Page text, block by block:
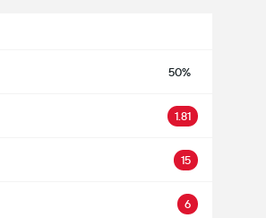
50%
1.81
15
6